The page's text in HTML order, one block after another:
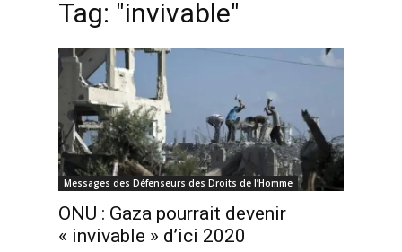
Tag: "invivable"
Messages des Défenseurs des Droits de l’Homme
ONU : Gaza pourrait devenir
« invivable » d’ici 2020